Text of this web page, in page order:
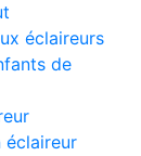
éclaireurs
de
éclaireur